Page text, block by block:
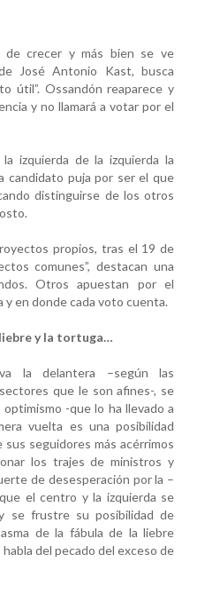
de crecer y más bien se ve
José Antonio Kast, busca
útil”. Ossandón reaparece y
y no llamará a votar por el
izquierda de la izquierda la
candidato puja por ser el que
distinguirse de los otros
propios, tras el 19 de
comunes”, destacan una
Otros apuestan por el
y en donde cada voto cuenta.
liebre y la tortuga…
la delantera –según las
que le son afines-, se
-que lo ha llevado a
vuelta es una posibilidad
seguidores más acérrimos
los trajes de ministros y
de desesperación por la –
el centro y la izquierda se
se frustre su posibilidad de
de la fábula de la liebre
del pecado del exceso de